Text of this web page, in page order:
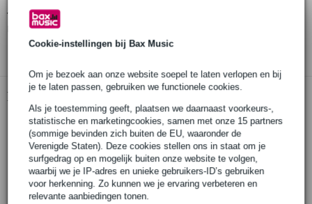
Cookie-instellingen bij Bax Music
Om je bezoek aan onze website soepel te laten verlopen en bij
je te laten passen, gebruiken we functionele cookies.
Als je toestemming geeft, plaatsen we daarnaast voorkeurs-,
statistische en marketingcookies, samen met onze 15 partners
(sommige bevinden zich buiten de EU, waaronder de
Verenigde Staten). Deze cookies stellen ons in staat om je
surfgedrag op en mogelijk buiten onze website te volgen,
waarbij we je IP-adres en unieke gebruikers-ID’s gebruiken
voor herkenning. Zo kunnen we je ervaring verbeteren en
relevante aanbiedingen tonen.
Twijfel je of de
met flightcase
Start de check
Productinformatie
Pedalboard met koffer
pedalboard:
materiaal: multiplex met aluminium randen
afmetingen: 61 cm x 28 cm
geschikt voor 10 tot 14 effectpedalen